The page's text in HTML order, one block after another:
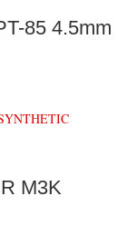
85 4.5mm
M3K